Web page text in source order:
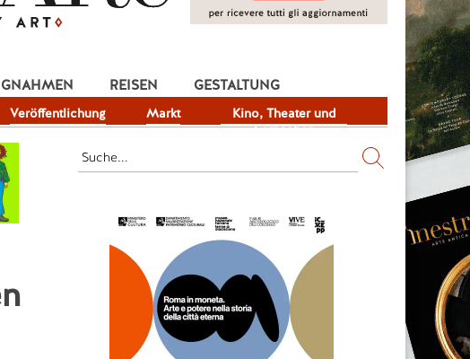
Veröffentlichung Markt
Kino, Theater und
Fernsehen
REISEN
GESTALTUNG